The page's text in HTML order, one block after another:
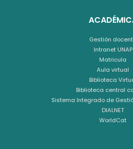
Gestión
Intranet UNAP
Matricula
Aula virtual
Biblioteca
Biblioteca central
Sistema Integrado de
DIALNET
WorldCat